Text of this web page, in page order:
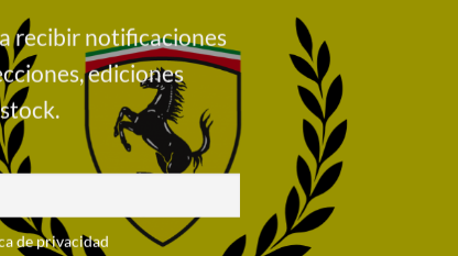
recibir notificaciones
ediciones
de privacidad
App y logotipo de HUGO en la espalda